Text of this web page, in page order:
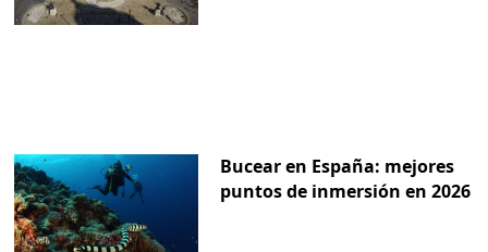
Bucear en España: mejores
puntos de inmersión en 2026